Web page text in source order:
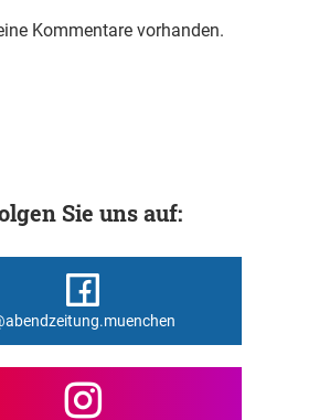
Kommentare vorhanden.
Sie uns auf: